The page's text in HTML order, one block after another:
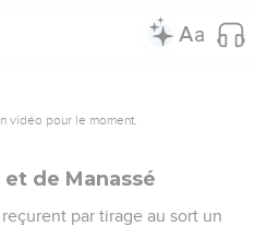
vidéo pour le moment.
de Manassé
par tirage au sort un